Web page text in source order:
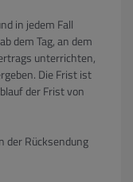
in jedem Fall
dem Tag, an dem
unterrichten,
Die Frist ist
der Frist von
der Rücksendung